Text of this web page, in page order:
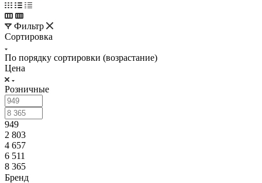
Фильтр
Сортировка
По порядку сортировки (возрастание)
Цена
Розничные
949
2 803
4 657
6 511
8 365
Бренд